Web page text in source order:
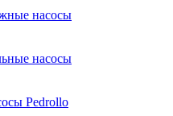
насосы
насосы
Pedrollo